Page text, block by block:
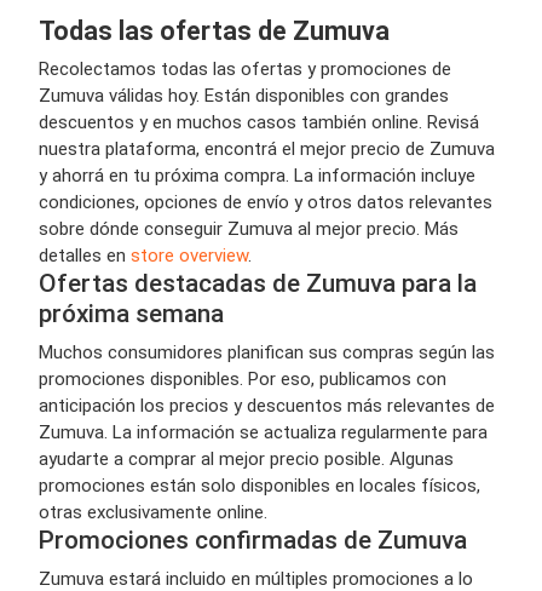
Todas las ofertas de Zumuva
Recolectamos todas las ofertas y promociones de
Zumuva válidas hoy. Están disponibles con grandes
descuentos y en muchos casos también online. Revisá
nuestra plataforma, encontrá el mejor precio de Zumuva
y ahorrá en tu próxima compra. La información incluye
condiciones, opciones de envío y otros datos relevantes
sobre dónde conseguir Zumuva al mejor precio. Más
detalles en store overview.
Ofertas destacadas de Zumuva para la
próxima semana
Muchos consumidores planifican sus compras según las
promociones disponibles. Por eso, publicamos con
anticipación los precios y descuentos más relevantes de
Zumuva. La información se actualiza regularmente para
ayudarte a comprar al mejor precio posible. Algunas
promociones están solo disponibles en locales físicos,
otras exclusivamente online.
Promociones confirmadas de Zumuva
Zumuva estará incluido en múltiples promociones a lo